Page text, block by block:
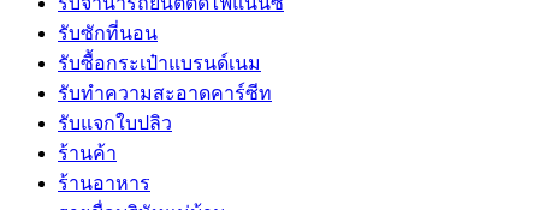
รับซักที่นอน
รับซื้อกระเป๋าแบรนด์เนม
รับทำความสะอาดคาร์ซีท
รับแจกใบปลิว
ร้านค้า
ร้านอาหาร